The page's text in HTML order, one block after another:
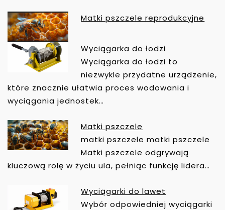
Matki pszczele reprodukcyjne
Wyciągarka do łodzi
Wyciągarka do łodzi to
niezwykle przydatne urządzenie,
które znacznie ułatwia proces wodowania i
wyciągania jednostek…
Matki pszczele
matki pszczele matki pszczele
Matki pszczele odgrywają
kluczową rolę w życiu ula, pełniąc funkcję lidera…
Wyciągarki do lawet
Wybór odpowiedniej wyciągarki
G
A
C
J
P
I
U